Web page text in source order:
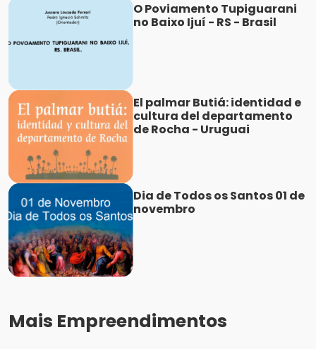
O Poviamento Tupiguarani
no Baixo Ijuí - RS - Brasil
El palmar Butiá: identidad e
cultura del departamento
de Rocha - Uruguai
Dia de Todos os Santos 01 de
novembro
Mais Empreendimentos